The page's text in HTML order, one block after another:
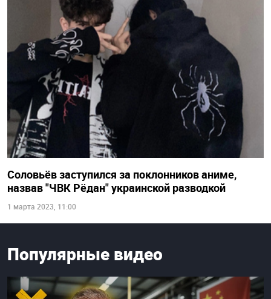
Соловьёв заступился за поклонников аниме,
назвав "ЧВК Рёдан" украинской разводкой
1 марта 2023, 11:00
Популярные видео